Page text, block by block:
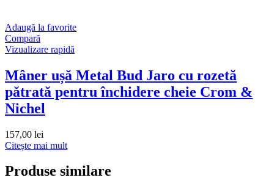
Adaugă la favorite
Compară
Vizualizare rapidă
Mâner ușă Metal Bud Jaro cu rozetă
pătrată pentru închidere cheie Crom &
Nichel
157,00 lei
Citește mai mult
Produse similare